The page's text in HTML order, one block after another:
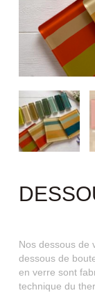
Nos dessous de
dessous de
en verre sont
technique du